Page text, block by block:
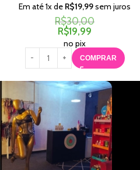
Em até1x de R$19,99sem juros
R$30,00
R$19,99
no pix
COMPRAR